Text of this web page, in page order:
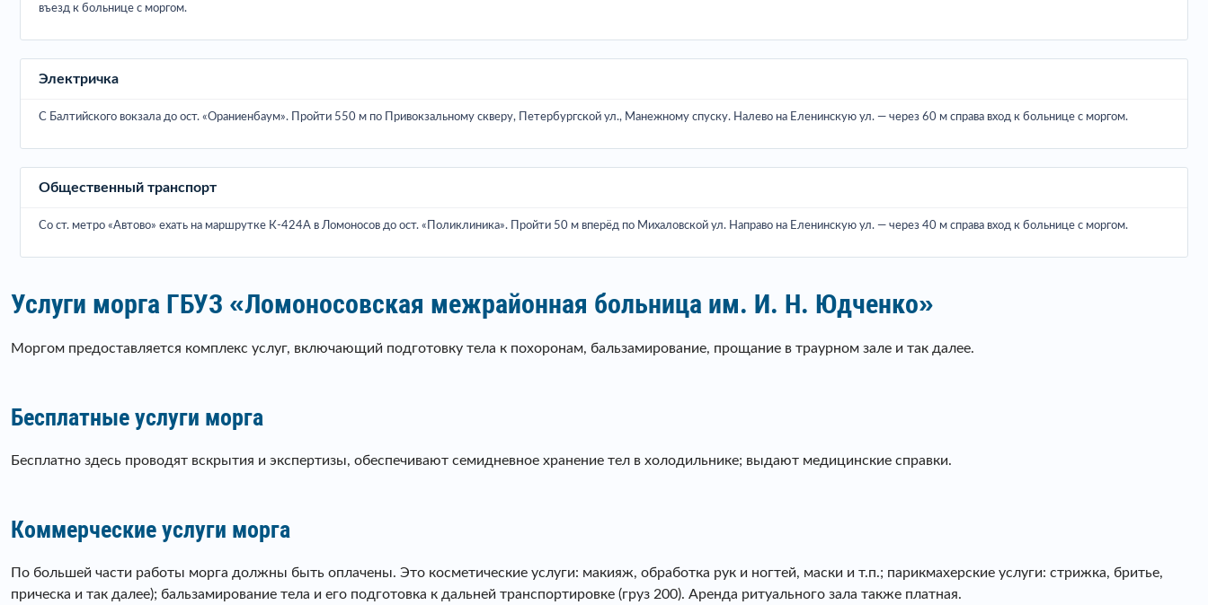
въезд к больнице с моргом.
Электричка
С Балтийского вокзала до ост. «Ораниенбаум». Пройти 550 м по Привокзальному скверу, Петербургской ул., Манежному спуску. Налево на Еленинскую ул. — через 60 м справа вход к больнице с моргом.
Общественный транспорт
Со ст. метро «Автово» ехать на маршрутке К-424А в Ломоносов до ост. «Поликлиника». Пройти 50 м вперёд по Михаловской ул. Направо на Еленинскую ул. — через 40 м справа вход к больнице с моргом.
Услуги морга ГБУЗ «Ломоносовская межрайонная больница им. И. Н. Юдченко»
Моргом предоставляется комплекс услуг, включающий подготовку тела к похоронам, бальзамирование, прощание в траурном зале и так далее.
Бесплатные услуги морга
Бесплатно здесь проводят вскрытия и экспертизы, обеспечивают семидневное хранение тел в холодильнике; выдают медицинские справки.
Коммерческие услуги морга
По большей части работы морга должны быть оплачены. Это косметические услуги: макияж, обработка рук и ногтей, маски и т.п.; парикмахерские услуги: стрижка, бритье,
прическа и так далее); бальзамирование тела и его подготовка к дальней транспортировке (груз 200). Аренда ритуального зала также платная.